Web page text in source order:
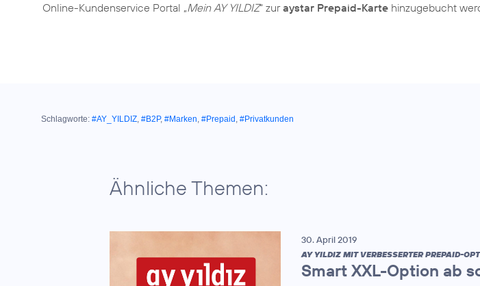
Online-Kundenservice Portal „Mein AY YILDIZ“ zuraystar Prepaid-Karte hinzugebucht
Schlagworte: #AY_YILDIZ, #B2P, #Marken, #Prepaid , #Privatkunden
Ähnliche Themen:
30. April 2019
AY YILDIZ MIT VERBESSERTER PREPAID-
Smart XXL-Option ab